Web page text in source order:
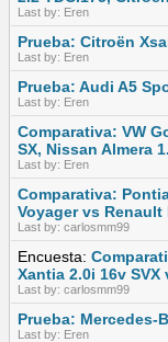
Last by: Eren
Prueba: Citroën
Last by: Eren
Prueba: Audi A5
Last by: Eren
Comparativa: VW
SX, Nissan Almera
Last by: Eren
Comparativa:
Voyager vs
Last by: carlosmm99
Encuesta:
Xantia 2.0i 16v
Last by: carlosmm99
Prueba: Mercedes-
Last by: Eren